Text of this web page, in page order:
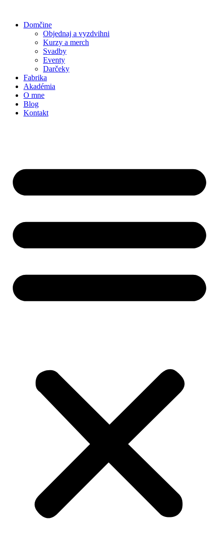
obsah
Domčine
Objednaj a vyzdvihni
Kurzy a merch
Svadby
Eventy
Darčeky
Fabrika
Akadémia
O mne
Blog
Kontakt